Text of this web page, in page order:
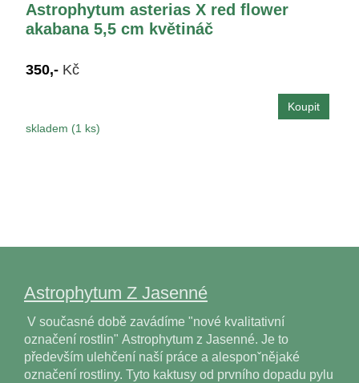
Astrophytum asterias X red flower
akabana 5,5 cm květináč
350,- Kč
skladem (1 ks)
Astrophytum Z Jasenné
V současné době zavádíme "nové kvalitativní
označení rostlin" Astrophytum z Jasenné. Je to
především ulehčení naší práce a alesponˇnějaké
označení rostliny. Tyto kaktusy od prvního dopadu pylu